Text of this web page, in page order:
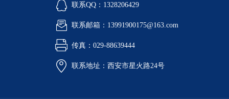
联系QQ：1328206429
联系邮箱：13991900175@163.com
传真：029-88639444
联系地址：西安市星火路24号